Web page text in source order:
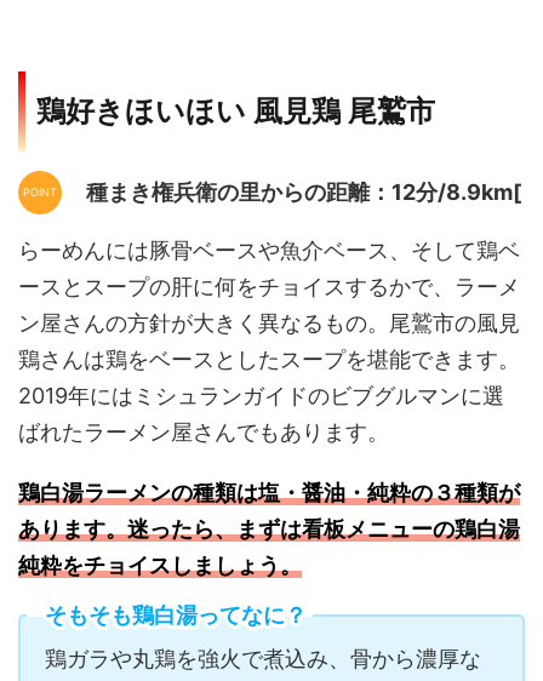
鶏好きほいほい 風見鶏 尾鷲市
種まき権兵衛の里からの距離：12分/8.9km[
らーめんには豚骨ベースや魚介ベース、そして鶏ベ
ースとスープの肝に何をチョイスするかで、ラーメ
ン屋さんの方針が大きく異なるもの。尾鷲市の風見
鶏さんは鶏をベースとしたスープを堪能できます。
2019年にはミシュランガイドのビブグルマンに選
ばれたラーメン屋さんでもあります。
鶏白湯ラーメンの種類は塩・醤油・純粋の３種類が
あります。迷ったら、まずは看板メニューの鶏白湯
純粋をチョイスしましょう。
そもそも鶏白湯ってなに？
鶏ガラや丸鶏を強火で煮込み、骨から濃厚な